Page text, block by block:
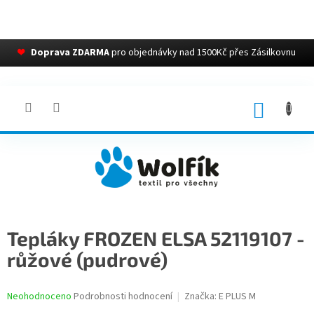
❤ Doprava ZDARMApro objednávky nad 1500Kč přes Zásilkovnu
Tepláky FROZEN ELSA 52119107 -
růžové (pudrové)
Průměrné
Neohodnoceno Podrobnosti hodnocení Značka: E PLUS M